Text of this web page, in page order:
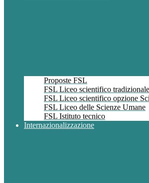
Proposte FSL
FSL Liceo scientifico tradizionale
FSL Liceo scientifico opzione
FSL Liceo delle Scienze Umane
FSL Istituto tecnico
Internazionalizzazione